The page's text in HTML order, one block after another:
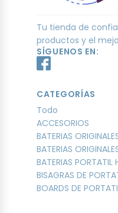
Tu tienda de
productos y el
SÍGUENOS EN:
CATEGORÍAS
Todo
ACCESORIOS
BATERIAS
BATERIAS
BATERIAS
BISAGRAS DE
BOARDS DE